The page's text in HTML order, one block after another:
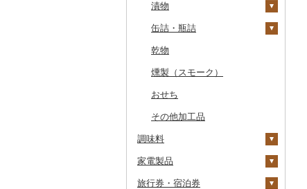
あか牛
宮崎牛
その他牛肉（精肉）
ふぐ
ブリ
ほっけ
その他鮮魚
その他果物
その他和菓子
豆腐
納豆
漬物
梅干
キムチ
その他漬物
缶詰・瓶詰
肉
魚
果物
ジャム
その他缶詰・瓶詰
乾物
燻製（スモーク）
おせち
その他加工品
調味料
砂糖
塩
家電製品
季節・空調家電
旅行券・宿泊券